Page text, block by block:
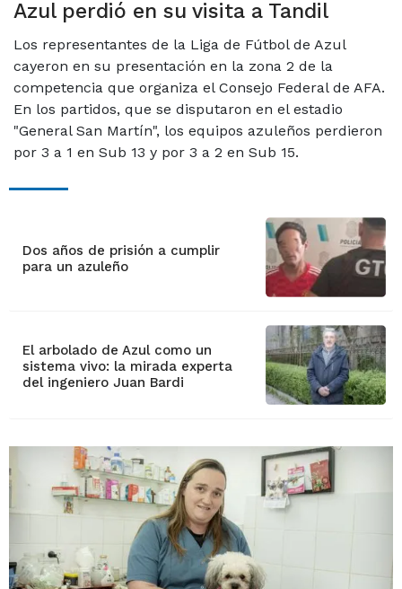
Azul perdió en su visita a Tandil
Los representantes de la Liga de Fútbol de Azul
cayeron en su presentación en la zona 2 de la
competencia que organiza el Consejo Federal de AFA.
En los partidos, que se disputaron en el estadio
"General San Martín", los equipos azuleños perdieron
por 3 a 1 en Sub 13 y por 3 a 2 en Sub 15.
Dos años de prisión a cumplir
para un azuleño
El arbolado de Azul como un
sistema vivo: la mirada experta
del ingeniero Juan Bardi